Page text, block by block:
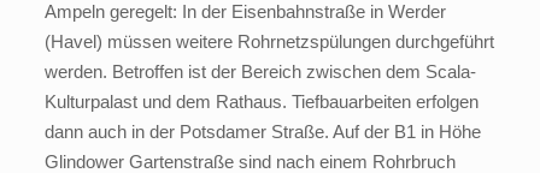
Ampeln geregelt: In der Eisenbahnstraße in Werder
(Havel) müssen weitere Rohrnetzspülungen durchgeführt
werden. Betroffen ist der Bereich zwischen dem Scala-
Kulturpalast und dem Rathaus. Tiefbauarbeiten erfolgen
dann auch in der Potsdamer Straße. Auf der B1 in Höhe
Glindower Gartenstraße sind nach einem Rohrbruch